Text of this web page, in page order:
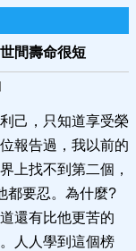
間壽命很短
己，只知道享受榮
報告過，我以前的
上找不到第二個，
都要忍。為什麼?
還有比他更苦的
人人學到這個榜